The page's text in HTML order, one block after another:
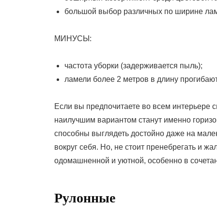
большой выбор различных по ширине
МИНУСЫ:
частота уборки (задерживается пыль);
ламели более 2 метров в длину
Если вы предпочитаете во всем интерьере
наилучшим вариантом станут именно
способны выглядеть достойно даже на
вокруг себя. Но, не стоит пренебрегать и
одомашненной и уютной, особенно в
Рулонные